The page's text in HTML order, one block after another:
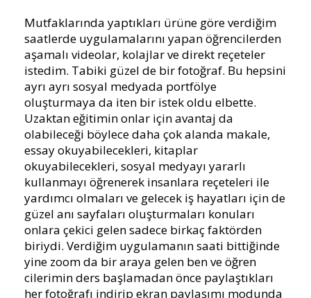
Mutfaklarında yaptıkları ürüne göre verdiğim
saatlerde uygulamalarını yapan öğrencilerden
aşamalı videolar, kolajlar ve direkt reçeteler
istedim. Tabiki güzel de bir fotoğraf. Bu hepsini
ayrı ayrı sosyal medyada portfölye
oluşturmaya da iten bir istek oldu elbette.
Uzaktan eğitimin onlar için avantaj da
olabileceği böylece daha çok alanda makale,
essay okuyabilecekleri, kitaplar
okuyabilecekleri, sosyal medyayı yararlı
kullanmayı öğrenerek insanlara reçeteleri ile
yardımcı olmaları ve gelecek iş hayatları için de
güzel anı sayfaları oluşturmaları konuları
onlara çekici gelen sadece birkaç faktörden
biriydi. Verdiğim uygulamanın saati bittiğinde
yine zoom da bir araya gelen ben ve öğren
cilerimin ders başlamadan önce paylaştıkları
her fotoğrafı indirip ekran paylaşımı modunda